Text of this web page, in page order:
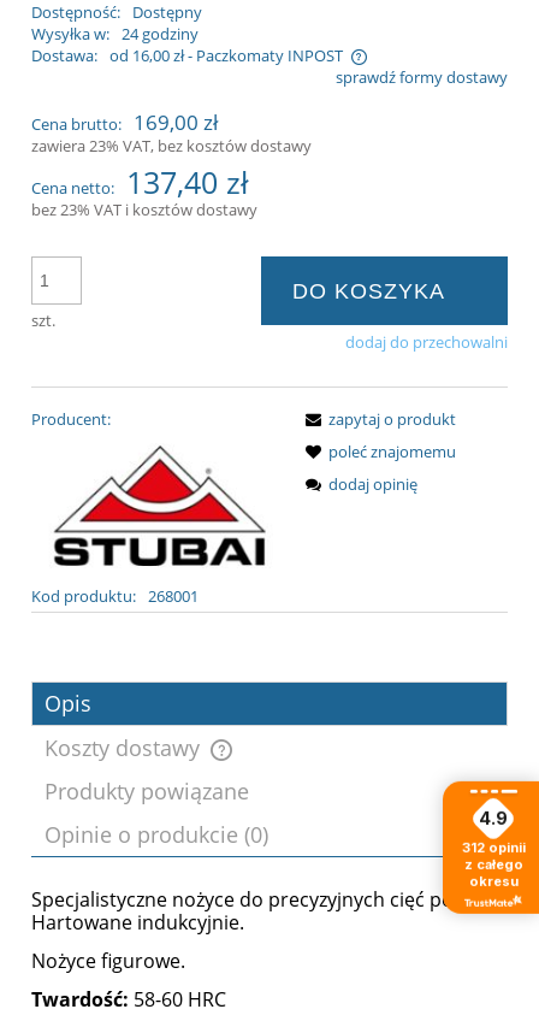
Dostępność:
Dostępny
Wysyłka w: 24 godziny
Dostawa: od 16,00 zł- Paczkomaty INPOST
płatności
sprawdź formy dostawy
Cena brutto: 169,00 zł
zawiera 23% VAT, bez kosztów dostawy
Cena netto:
137,40 zł
bez 23% VAT i kosztów dostawy
szt.
DO KOSZYKA
dodaj do przechowalni
Producent:
Kod produktu: 268001
zapytaj o produkt
poleć znajomemu
dodaj opinię
Opis
Koszty dostawy
Cena nie zawiera ewentualnych kosztów
płatności
Produkty powiązane
Opinie o produkcie (0)
Specjalistyczne nożyce do precyzyjnych cięć po łuku.
Hartowane indukcyjnie.
Nożyce figurowe.
Twardość: 58-60 HRC
4.9
312 opinii
z całego
okresu